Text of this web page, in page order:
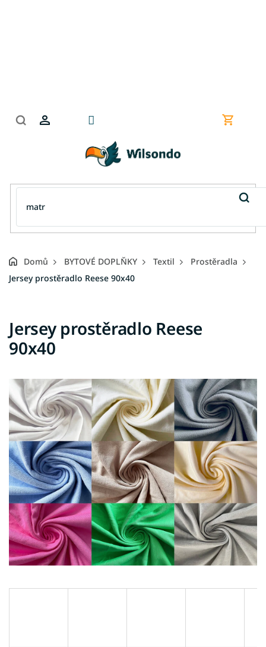
Nákupní
Domů BYTOVÉ DOPLŇKY Textil
Prostěradla
Jersey prostěradlo Reese 90x40
Jersey prostěradlo Reese
90x40